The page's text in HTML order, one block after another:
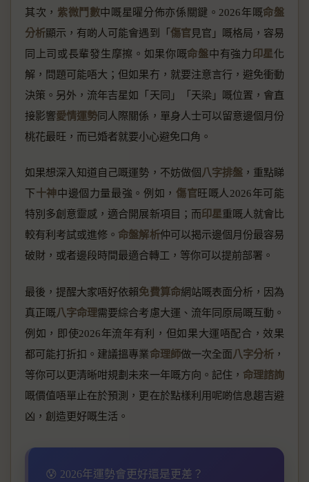
其次， 紫微鬥數中嘅星曜分佈亦係關鍵。2026年嘅命盤
分析顯示，有啲人可能會遇到「 傷官見官」嘅格局，容易
同上司或長輩發生摩擦。如果你嘅命盤中有強力印星化
解，問題可能唔大；但如果冇，就要注意言行，避免衝動
決策。另外，流年吉星如「天同」「天梁」嘅位置，會直
接影響愛情運勢同人際關係，單身人士可以留意邊個月份
桃花最旺，而已婚者就要小心避免口角。
如果想深入知道自己嘅運勢，不妨做個 八字排盤，重點睇
下十神中邊個力量最強。例如， 傷官旺嘅人2026年可能
特別多創意靈感，適合開展新項目；而印星重嘅人就會比
較有利考試或進修。 命盤解析仲可以揭示邊個月份最容易
破財，或者邊段時間最適合轉工，等你可以提前部署。
最後，提醒大家唔好依賴免費算命網站嘅表面分析，因為
真正嘅八字命理需要綜合考慮大運、流年同原局嘅互動。
例如，即使2026年流年有利，但如果大運唔配合，效果
都可能打折扣。建議搵專業命理師做一次全面八字分析 ，
等你可以更清晰咁規劃未來一年嘅方向。記住， 命理諮詢
嘅價值唔單止在於預測，更在於點樣利用呢啲信息趨吉避
凶，創造更好嘅生活。
😰 2026年運勢會更好還是更差？